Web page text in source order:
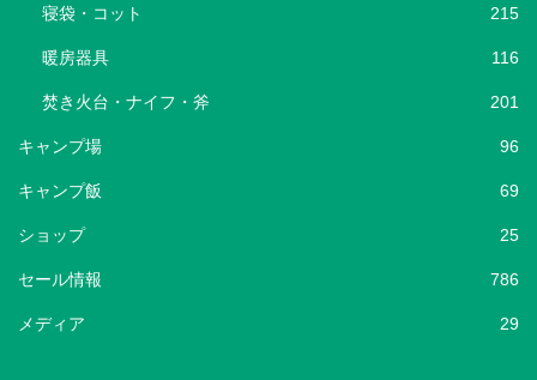
寝袋・コット 215
暖房器具 116
焚き火台・ナイフ・斧 201
キャンプ場 96
キャンプ飯 69
ショップ 25
セール情報 786
メディア 29